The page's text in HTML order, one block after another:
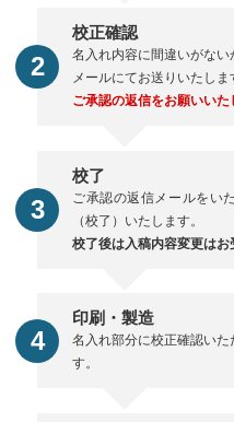
校正確認
名入れ内容に間違いがな
メールにてお送りいたしま
ご承認の返信をお願いいた
校了
ご承認の返信メールをい
（校了）いたします。
校了後は入稿内容変更はお
印刷・製造
名入れ部分に校正確認いた
す。